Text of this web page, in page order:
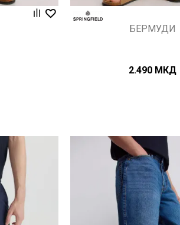
БЕРМУДИ
2.490 МКД